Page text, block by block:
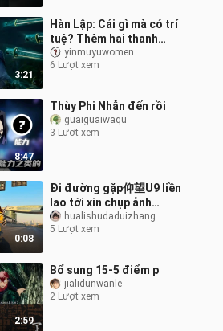
3:21
Hàn Lập: Cái gì mà có trí
tuệ? Thêm hai thanh
kiếm nữa đề phòng bất
trắc...
yinmuyuwomen
6 Lượt xem
8:47
Thùy Phi Nhẫn đến rồi
guaiguaiwaqu
3 Lượt xem
0:08
Đi đường gặp仰望U9 liền
lao tới xin chụp ảnh
chung!hualishudaduizhang
5 Lượt xem
2:59
Bổ sung 15-5 điểm p
jialidunwanle
2 Lượt xem